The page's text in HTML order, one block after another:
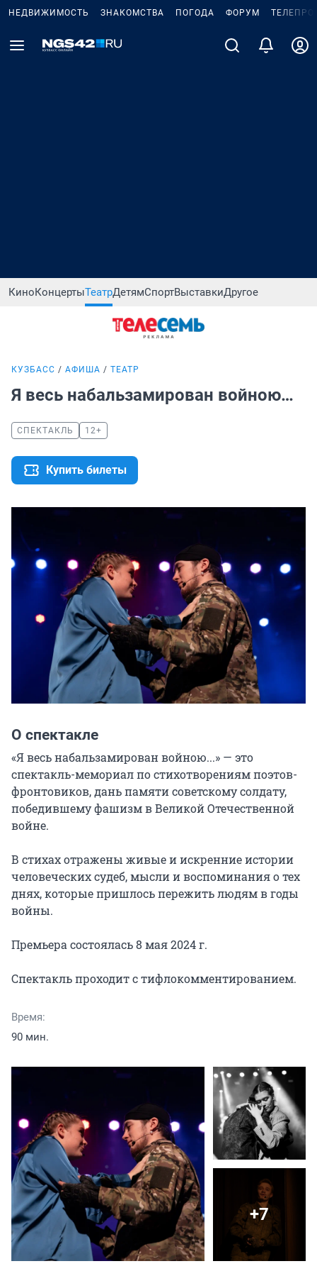
НЕДВИЖИМОСТЬ ЗНАКОМСТВА ПОГОДА ФОРУМ
КиноКонцертыТеатрДетямСпортВыставкиДругое
КУЗБАСС АФИША ТЕАТР
Я весь набальзамирован войною…
СПЕКТАКЛЬ 12+
Купить билеты
О спектакле
«Я весь набальзамирован войною...» — это
спектакль-мемориал по стихотворениям поэтов-
фронтовиков, дань памяти советскому солдату,
победившему фашизм в Великой Отечественной
войне.
В стихах отражены живые и искренние истории
человеческих судеб, мысли и воспоминания о тех
днях, которые пришлось пережить людям в годы
войны.
Премьера состоялась 8 мая 2024 г.
Спектакль проходит с тифлокомментированием.
Время:
90 мин.
+7